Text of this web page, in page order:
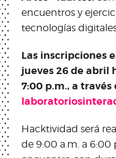
encuentros y
tecnologías
Las inscripciones
jueves 26 de abril
7:00 p.m., a
Hacktividad será
de 9:00 a.m. a 6:00